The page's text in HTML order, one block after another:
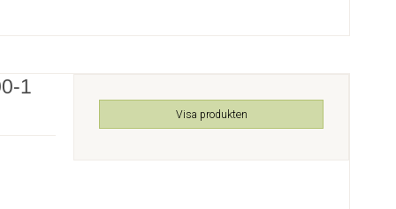
1
Visa produkten